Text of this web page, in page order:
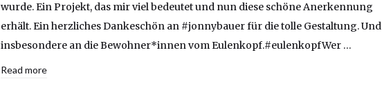
wurde. Ein Projekt, das mir viel bedeutet und nun diese schöne Anerkennung
erhält. Ein herzliches Dankeschön an #jonnybauer für die tolle Gestaltung. Und
insbesondere an die Bewohner*innen vom Eulenkopf.#eulenkopfWer …
Read more